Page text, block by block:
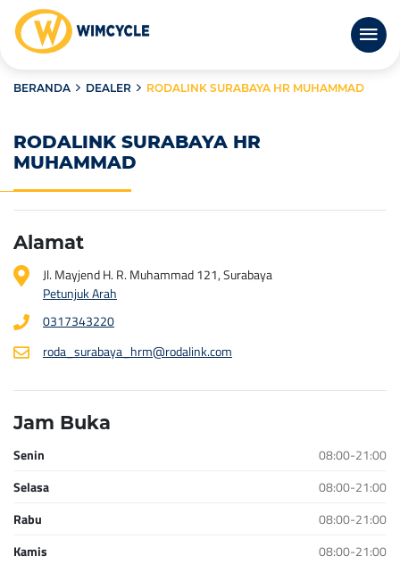
BERANDA DEALER RODALINK SURABAYA HR MUHAMMAD
RODALINK SURABAYA HR
MUHAMMAD
Alamat
Jl. Mayjend H. R. Muhammad 121, Surabaya
Petunjuk Arah
0317343220
roda_surabaya_hrm@rodalink.com
Jam Buka
Senin
08:00-21:00
Selasa
08:00-21:00
Rabu
08:00-21:00
Kamis
08:00-21:00